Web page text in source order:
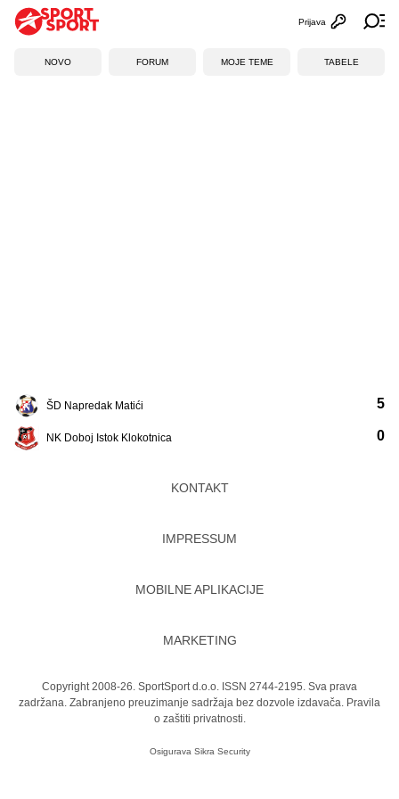
Otvori
Prijava
NOVO FORUM MOJE TEME TABELE
ŠD Napredak Matići
NK Doboj Istok Klokotnica
5
0
KONTAKT
IMPRESSUM
MOBILNE APLIKACIJE
MARKETING
Copyright 2008-26. SportSport d.o.o. ISSN 2744-2195. Sva prava
zadržana. Zabranjeno preuzimanje sadržaja bez dozvole izdavača. Pravila
o zaštiti privatnosti.
Osigurava Sikra Security